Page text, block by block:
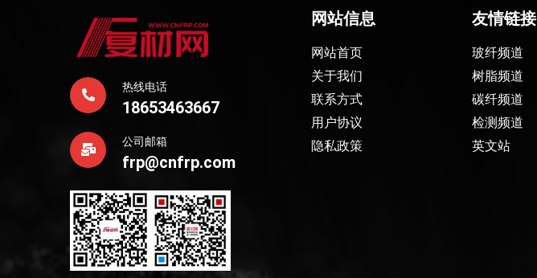
热线电话
18653463667
公司邮箱
frp@cnfrp.com
网站信息
网站首页
关于我们
联系方式
用户协议
隐私政策
友情链接
玻纤频道
树脂频道
碳纤频道
检测频道
英文站